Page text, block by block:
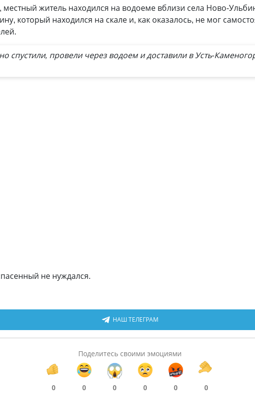
житель находился на водоеме вблизи села Ново-
который находился на скале и, как оказалось, не мог
спустили, провели через водоем и доставили в Усть-
не нуждался.
НАШ ТЕЛЕГРАМ
Поделитесь своими эмоциями
0 0 0 0 0 0